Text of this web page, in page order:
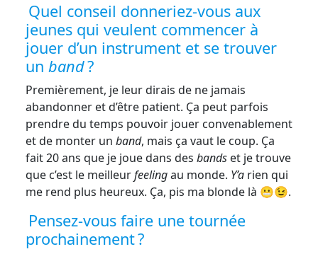
Quel conseil donneriez-vous aux
jeunes qui veulent commencer à
jouer d’un instrument et se trouver
un band?
Premièrement, je leur dirais de ne jamais
abandonner et d’être patient. Ça peut parfois
prendre du temps pouvoir jouer convenablement
et de monter un band, mais ça vaut le coup. Ça
fait 20 ans que je joue dans des bands et je trouve
que c’est le meilleurfeelingau monde. Y’a rien qui
me rend plus heureux. Ça, pis ma blonde là 😬😉.
Pensez-vous faire une tournée
prochainement ?